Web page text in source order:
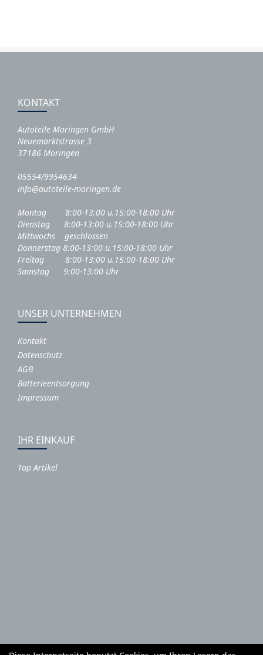
KONTAKT
Autoteile Moringen GmbH
Neuemarktstrasse 3
37186 Moringen
05554/9954634
info@autoteile-moringen.de
Montag 8:00-13:00 u.15:00-18:00 Uhr
Dienstag 8:00-13:00 u.15:00-18:00 Uhr
Mittwochs geschlossen
Donnerstag 8:00-13:00 u.15:00-18:00 Uhr
Freitag 8:00-13:00 u.15:00-18:00 Uhr
Samstag 9:00-13:00 Uhr
UNSER UNTERNEHMEN
Kontakt
Datenschutz
AGB
Batterieentsorgung
Impressum
IHR EINKAUF
Top Artikel